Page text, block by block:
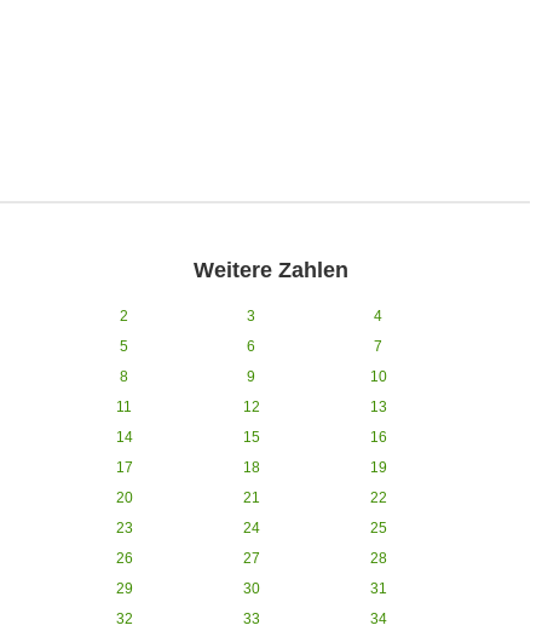
Weitere Zahlen
2 3
4
5
6
7
8
9
10
11
12
13
14
15
16
17
18
19
20
21
22
23
24
25
26
27
28
29
30
31
32
33
34